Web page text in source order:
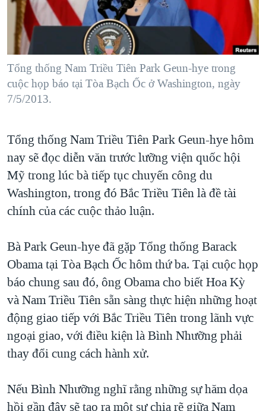
"Tìm"NGƯỜI VIỆT HẢI NGOẠI
ĐỜI SỐNG
KINH TẾ
KHOA HỌC
SỨC KHOẺ
THỂ THAO
GIÁO DỤC
TẠI
HÀNH TRÌNH BẦU CỬ 2024
MỘT NĂM CHIẾN TRANH TẠI DẢI GAZA
GIẢI MÃ VÀNH ĐAI & CON ĐƯỜNG
NGÀY TỊ NẠN THẾ GIỚI
CHI PHÍ CHIẾN TRANH AFGHANISTAN
CÁC GIÁ TRỊ CỘNG HÒA Ở VIỆT NAM
THƯỢNG ĐỈNH TRUMP-KIM TẠI VIỆT NAM
TRỊNH VĨNH BÌNH VS. CHÍNH PHỦ VIỆT NAM
BÊN KIA QUỐC LỘ: TIẾNG VỌNG TỪ NÔNG THÔN MỸ
QUAN HỆ VIỆT MỸ
VIDEO
NGHE
MẠNG XÃ HỘI
Tổng thống Nam Triều Tiên Park Geun-hye trong
cuộc họp báo tại Tòa Bạch Ốc ở Washington, ngày
7/5/2013.
Tổng thống Nam Triều Tiên Park Geun-hye hôm
nay sẽ đọc diễn văn trước lưỡng viện quốc hội
Mỹ trong lúc bà tiếp tục chuyến công du
Washington, trong đó Bắc Triều Tiên là đề tài
chính của các cuộc thảo luận.
Bà Park Geun-hye đã gặp Tổng thống Barack
Obama tại Tòa Bạch Ốc hôm thứ ba. Tại cuộc họp
báo chung sau đó, ông Obama cho biết Hoa Kỳ
và Nam Triều Tiên sẵn sàng thực hiện những hoạt
động giao tiếp với Bắc Triều Tiên trong lãnh vực
ngoại giao, với điều kiện là Bình Nhưỡng phải
thay đổi cung cách hành xử.
Nếu Bình Nhưỡng nghĩ rằng những sự hăm dọa
hồi gần đây sẽ tạo ra một sự chia rẽ giữa Nam